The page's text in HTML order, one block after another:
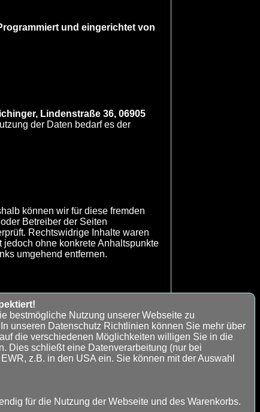
bestmögliche Nutzung unserer Webseite zu
unseren Datenschutz Richtlinien können Sie mehr über
die verschiedenen Möglichkeiten willigen Sie in die
Dies schließt eine Datenverarbeitung (nur bei
z.B. in den USA ein. Sie können mit der Auswahl
für die Nutzung der Webseite und des Warenkorbs.
und eingerichtet von
Lindenstraße 36, 06905
der Daten bedarf es der
können wir für diese fremden
Betreiber der Seiten
Rechtswidrige Inhalte waren
ohne konkrete Anhaltspunkte
umgehend entfernen.
wir werden versuchen das
Einigung zu erreichen.